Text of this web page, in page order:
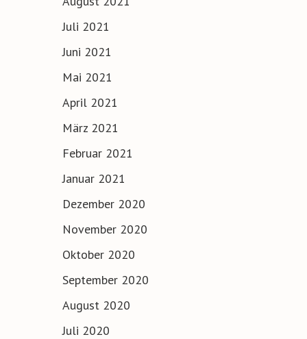
Juli 2021
Juni 2021
Mai 2021
April 2021
März 2021
Februar 2021
Januar 2021
Dezember 2020
November 2020
Oktober 2020
September 2020
August 2020
Juli 2020